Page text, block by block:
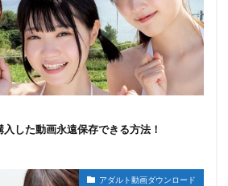
した動画永遠保存できる方法！
アダルト動画ダウンロード